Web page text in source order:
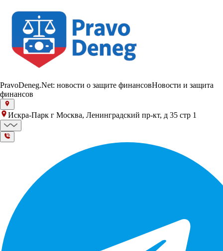
PravoDeneg.Net: новости о защите финансовНовости и защита
финансов
Искра-Парк г Москва, Ленинградский пр-кт, д 35 стр 1